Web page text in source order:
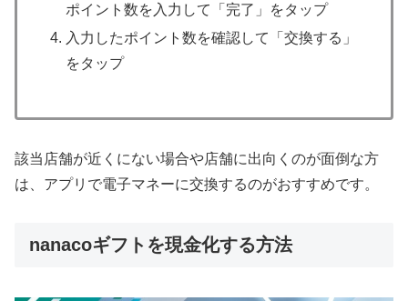
ポイント数を入力して「完了」をタップ
入力したポイント数を確認して「交換する」
をタップ
該当店舗が近くにない場合や店舗に出向くのが面倒な方
は、アプリで電子マネーに交換するのがおすすめです。
nanacoギフトを現金化する方法